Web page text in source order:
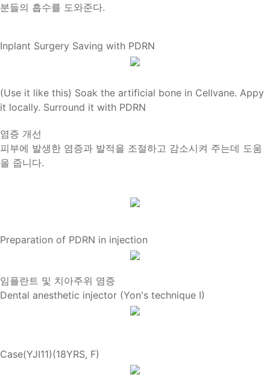
분들의 흡수를 도와준다.
Inplant Surgery Saving with PDRN
(Use it like this) Soak the artificial bone in Cellvane. Appy
it locally. Surround it with PDRN
염증 개선
피부에 발생한 염증과 발적을 조절하고 감소시켜 주는데 도움
을 줍니다.
Preparation of PDRN in injection
임플란트 및 치아주위 염증
Dental anesthetic injector (Yon's technique I)
Case(YJI11)(18YRS, F)